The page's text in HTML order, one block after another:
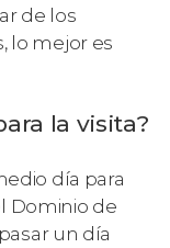
de los
lo mejor es
la visita?
día para
Dominio de
un día